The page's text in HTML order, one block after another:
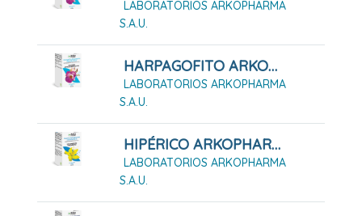
LABORATORIOS ARKOPHARMA
S.A.U.
HARPAGOFITO ARKOPHARMA 48 CÁPSULAS DURAS
LABORATORIOS ARKOPHARMA
S.A.U.
HIPÉRICO ARKOPHARMA 42 CÁPSULAS
LABORATORIOS ARKOPHARMA
S.A.U.